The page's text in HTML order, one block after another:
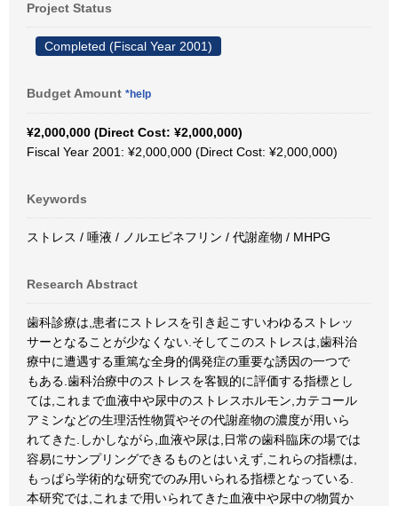
Project Status
Completed (Fiscal Year 2001)
Budget Amount *help
¥2,000,000 (Direct Cost: ¥2,000,000)
Fiscal Year 2001: ¥2,000,000 (Direct Cost: ¥2,000,000)
Keywords
ストレス / 唾液 / ノルエピネフリン / 代謝産物 / MHPG
Research Abstract
歯科診療は,患者にストレスを引き起こすいわゆるストレッ
サーとなることが少なくない.そしてこのストレスは,歯科治
療中に遭遇する重篤な全身的偶発症の重要な誘因の一つで
もある.歯科治療中のストレスを客観的に評価する指標とし
ては,これまで血液中や尿中のストレスホルモン,カテコール
アミンなどの生理活性物質やその代謝産物の濃度が用いら
れてきた.しかしながら,血液や尿は,日常の歯科臨床の場では
容易にサンプリングできるものとはいえず,これらの指標は,
もっぱら学術的な研究でのみ用いられる指標となっている.
本研究では,これまで用いられてきた血液中や尿中の物質か